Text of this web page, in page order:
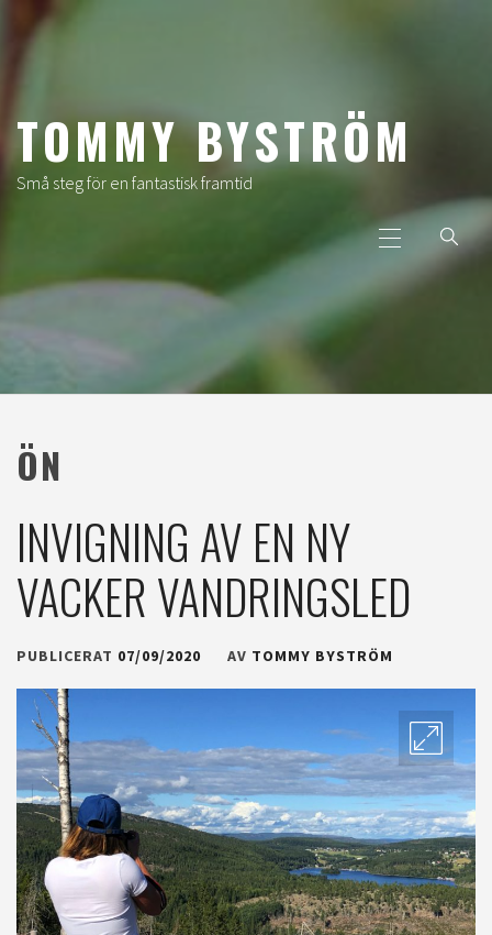
Hoppa
TOMMY BYSTRÖM
Små steg för en fantastisk framtid
Primär
meny
ÖN
INVIGNING AV EN NY
VACKER VANDRINGSLED
PUBLICERAT 07/09/2020 AV TOMMY BYSTRÖM